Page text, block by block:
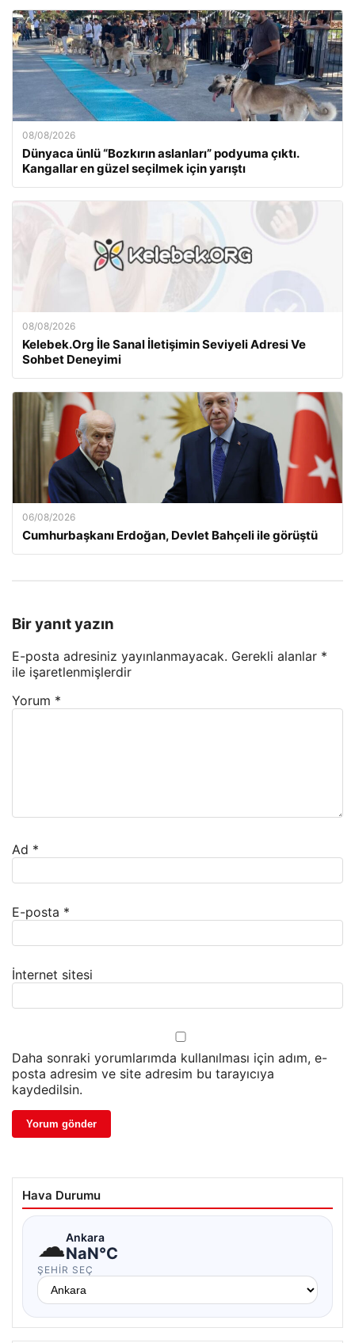
08/08/2026
Dünyaca ünlü “Bozkırın aslanları” podyuma çıktı.
Kangallar en güzel seçilmek için yarıştı
08/08/2026
Kelebek.Org İle Sanal İletişimin Seviyeli Adresi Ve
Sohbet Deneyimi
06/08/2026
Cumhurbaşkanı Erdoğan, Devlet Bahçeli ile görüştü
Bir yanıt yazın
E-posta adresiniz yayınlanmayacak. Gerekli alanlar *
ile işaretlenmişlerdir
Yorum *
Ad *
E-posta *
İnternet sitesi
Daha sonraki yorumlarımda kullanılması için adım, e-
posta adresim ve site adresim bu tarayıcıya
kaydedilsin.
Hava Durumu
☁Ankara
NaN°C
ŞEHIR SEÇ